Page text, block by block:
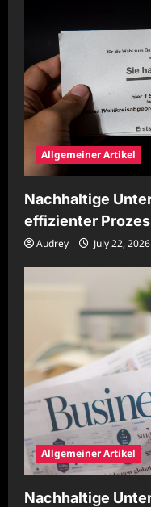
Allgemeiner Artikel
Nachhaltige
effizienter
Audrey July 22, 2026
Allgemeiner Artikel
Nachhaltige